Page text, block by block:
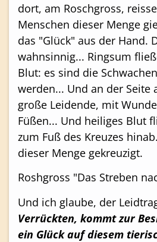
dort, am Roschgross,
Menschen dieser Menge
das "Glück" aus der Hand.
wahnsinnig... Ringsum
Blut: es sind die
werden... Und an der Seite
große Leidende, mit
Füßen... Und heiliges Blut
zum Fuß des Kreuzes
dieser Menge gekreuzigt.
Roshgross "Das Streben
Und ich glaube, der
Verrückten, kommt zur
ein Glück auf diesem